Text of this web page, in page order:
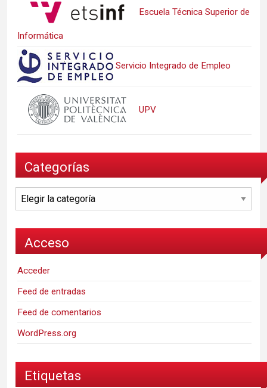
Escuela Técnica Superior de
Informática
Servicio Integrado de Empleo
UPV
Categorías
Categorías
Acceso
Acceder
Feed de entradas
Feed de comentarios
WordPress.org
Etiquetas